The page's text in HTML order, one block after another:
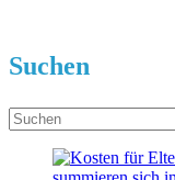
Suchen